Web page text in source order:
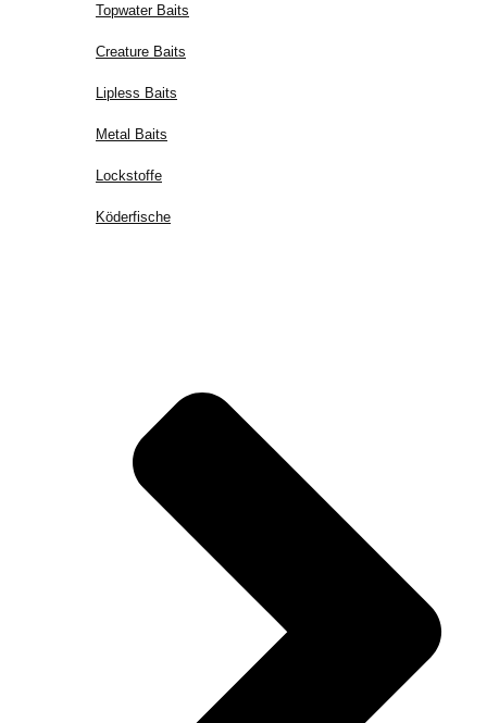
Topwater Baits
Creature Baits
Lipless Baits
Metal Baits
Lockstoffe
Köderfische